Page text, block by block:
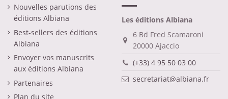
Nouvelles parutions des
éditions Albiana
Best-sellers des éditions
Albiana
Envoyer vos manuscrits
aux éditions Albiana
Partenaires
Plan du site
Les éditions Albiana
6 Bd Fred Scamaroni
20000 Ajaccio
(+33) 4 95 50 03 00
secretariat@albiana.fr